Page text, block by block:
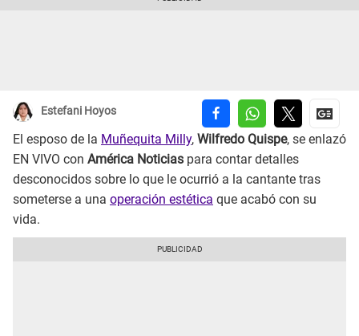
Estefani Hoyos
El esposo de la Muñequita Milly, Wilfredo Quispe, se enlazó
EN VIVO con América Noticias para contar detalles
desconocidos sobre lo que le ocurrió a la cantante tras
someterse a una operación estética que acabó con su
vida.